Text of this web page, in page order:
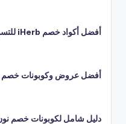
أفضل أكواد خصم iHerb للتسوق الصحي
أفضل عروض وكوبونات
دليل شامل لكوبونات خصم